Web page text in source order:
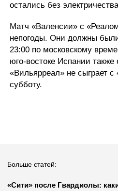
остались без
Матч «Валенсии» с
непогоды. Они должны
23:00 по московскому
юго-востоке Испании
«Вильярреал» не сыграет с
субботу.
Больше статей:
«Сити» после Гвардиолы: